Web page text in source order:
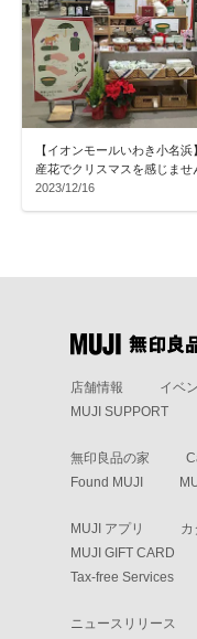
【イオンモールいわき小名浜
産花でクリスマスを感じませ
2023/12/16
店舗情報 イベ
MUJI SUPPORT
無印良品の家
Found MUJI
MUJI アプリ カ
MUJI GIFT CARD
Tax-free Services
ニュースリリース